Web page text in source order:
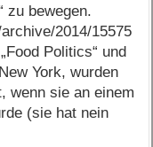
zu bewegen.
2014/15575
Politics“ und
York, wurden
wenn sie an einem
(sie hat nein